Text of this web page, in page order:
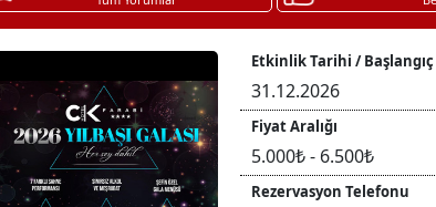
Etkinlik Tarihi /
31.12.2026
Fiyat Aralığı
5.000₺ - 6.500₺
Rezervasyon Telefonu